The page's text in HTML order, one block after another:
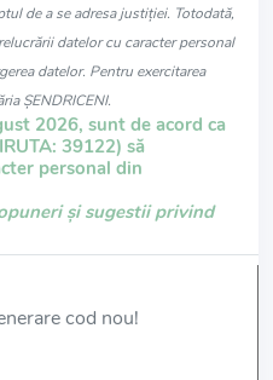
de a se adresa justiției. Totodată,
datelor cu caracter personal
datelor. Pentru exercitarea
ŞENDRICENI.
2026, sunt de acord ca
39122) să
personal din
și sugestii privind